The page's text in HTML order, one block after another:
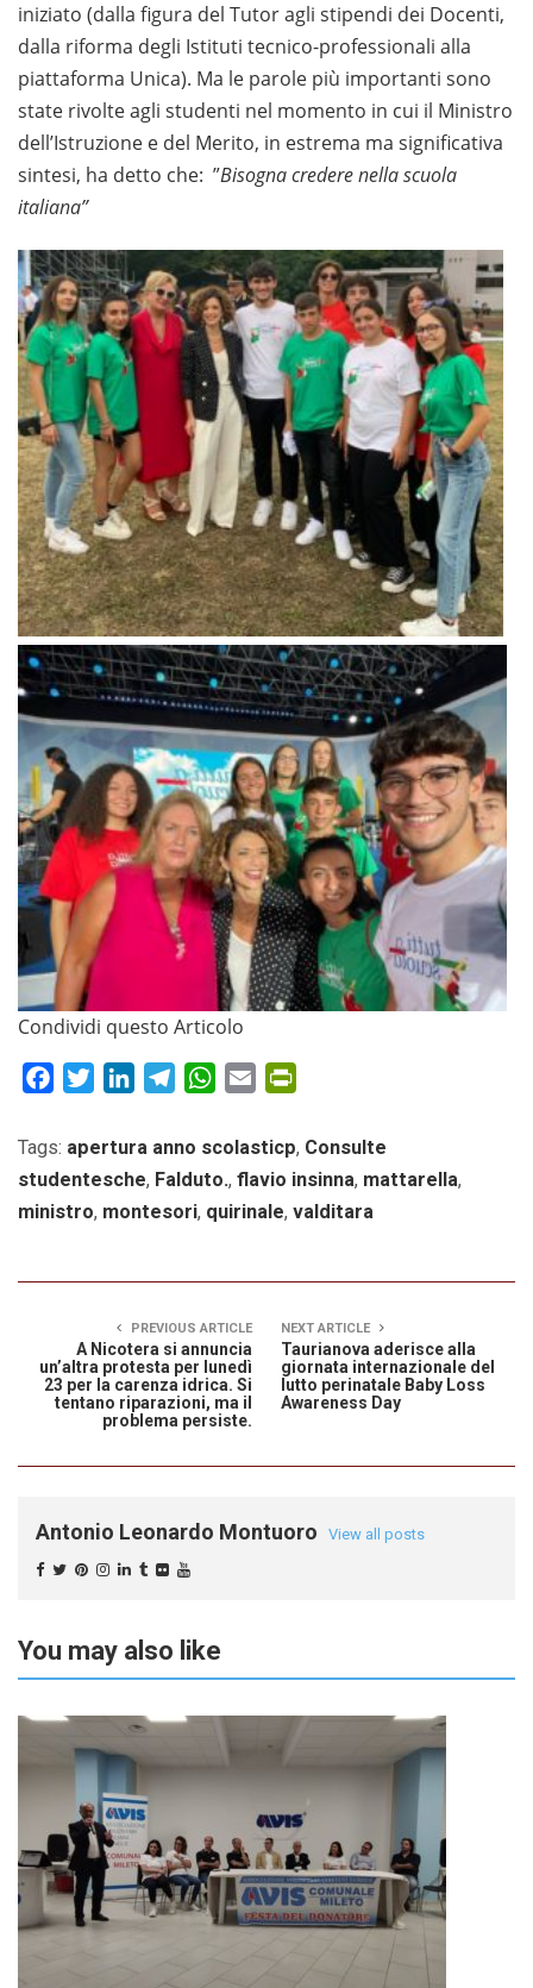
iniziato (dalla figura del Tutor agli stipendi dei Docenti,
dalla riforma degli Istituti tecnico-professionali alla
piattaforma Unica). Ma le parole più importanti sono
state rivolte agli studenti nel momento in cui il Ministro
dell’Istruzione e del Merito, in estrema ma significativa
sintesi, ha detto che: ”Bisogna credere nella scuola
italiana”
Condividi questo Articolo
FacebookTwitterLinkedInTelegramWhatsApp
Email
Tags: apertura anno scolasticp, Consulte
studentesche, Falduto., flavio insinna, mattarella,
ministro, montesori, quirinale, valditara
PREVIOUS ARTICLE
A Nicotera si annuncia
un’altra protesta per lunedì
23 per la carenza idrica. Si
tentano riparazioni, ma il
problema persiste.
NEXT ARTICLE
Taurianova aderisce alla
giornata internazionale del
lutto perinatale Baby Loss
Awareness Day
Antonio Leonardo Montuoro View all posts
You may also like